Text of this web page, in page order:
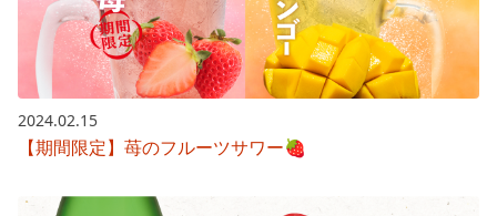
2024.02.15
【期間限定】苺のフルーツサワー🍓